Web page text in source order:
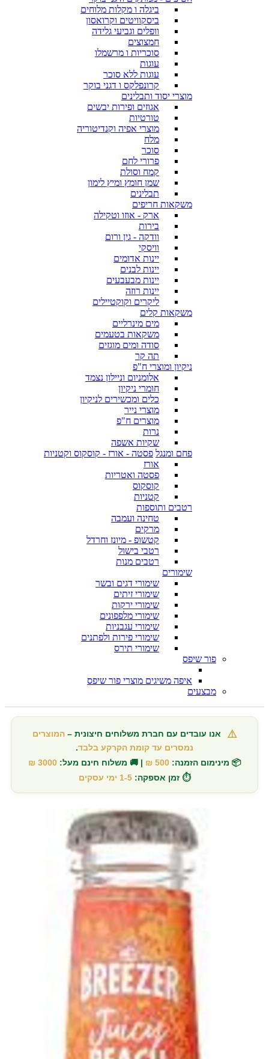
ביגלה ו מקלות מלוחים
ביסקוויטים וקרואסון
וופלים וגביעי גלידה
חמצוצים
סוכריות ו מרשמלו
עוגות
עוגות ללא סוכר
קרונפלקס ו דגני בוקר
מוצרי יסוד ותבלינים
אגוזים ופירות יבשים
טורטיות
מוצרי אפיה וקנדיטוריה
מלח
סוכר
פרורי לחם
קמח וסולת
שמן חומץ ומיץ לימון
תבלינים
משקאות חריפים
ארק - אוזו וטקילה
בירות
וודקה - גין ורום
וויסקי
יינות אדומים
יינות לבנים
יינות מבעבעים
יינות רוזה
ליקרים וקוקטיילים
משקאות קלים
מים מינרליים
משקאות בטעמים
סודה ומים מוגזים
תה קר
ניקיון ומוצרי ח"פ
אלומניום וניילון נצמד
חומרי ניקיון
כלים ומכשירים לניקיון
מוצרי נייר
מוצרים ח"פ
נרות
שקיות אשפה
פחם ומנגל פסטה - אורז - קוסקוס וקטניות
אורז
פסטה ואטריות
קוסקוס
קטניות
רטבים ותוספות
טחינה ועמבה
מרקים
קטשופ - מיונז וחרדל
רטבי בישול
רטבים מנות
שימורים
שימורי דגים ובשר
שימורי זיתים
שימורי ירקות
שימורי מלפפונים
שימורי עגבניות
שימורי פירות ולפתנים
שימורי תירס
פור שיפס
איפה משיגים מוצרי פור שיפס
מבצעים
⚠️ אנו עובדים עם חברת משלוחים חיצונית –המוצרים
נמסרים עד קומת הקרקע בלבד.
📦 מינימום הזמנה: 500 ₪ | 🚚 משלוח חינם מעל: 3000 ₪
⏱️ זמן אספקה: 1-5 ימי עסקים